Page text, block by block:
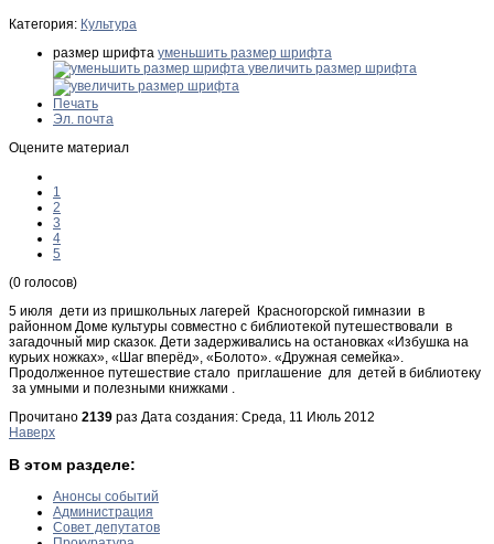
Категория: Культура
размер шрифта уменьшить размер шрифта
увеличить размер шрифта
Печать
Эл. почта
Оцените материал
1
2
3
4
5
(0 голосов)
5 июля дети из пришкольных лагерей Красногорской гимназии в
районном Доме культуры совместно с библиотекой путешествовали в
загадочный мир сказок. Дети задерживались на остановках «Избушка на
курьих ножках», «Шаг вперёд», «Болото». «Дружная семейка».
Продолженное путешествие стало приглашение для детей в библиотеку
за умными и полезными книжками .
Прочитано 2139 раз Дата создания: Среда, 11 Июль 2012
Наверх
В этом разделе:
Анонсы событий
Администрация
Совет депутатов